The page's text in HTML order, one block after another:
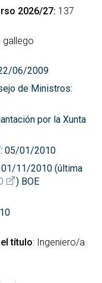
2026/27: 137
gallego
06/2009
de Ministros:
por la Xunta
05/01/2010
01/11/2010 (última
) BOE
título: Ingeniero/a